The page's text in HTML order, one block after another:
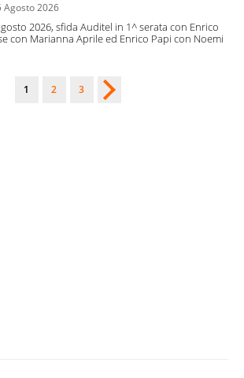
Agosto 2026
2026, sfida Auditel in 1^ serata con Enrico
con Marianna Aprile ed Enrico Papi con Noemi
1 2 3